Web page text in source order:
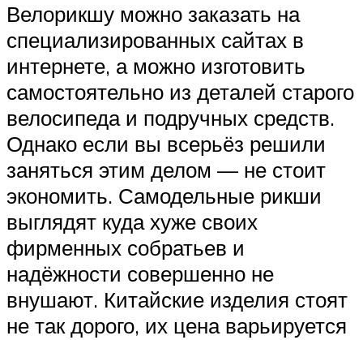
Велорикшу можно заказать на
специализированных сайтах в
интернете, а можно изготовить
самостоятельно из деталей старого
велосипеда и подручных средств.
Однако если вы всерьёз решили
заняться этим делом — не стоит
экономить. Самодельные рикши
выглядят куда хуже своих
фирменных собратьев и
надёжности совершенно не
внушают. Китайские изделия стоят
не так дорого, их цена варьируется